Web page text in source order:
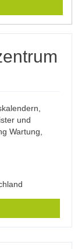
und
Wartung,